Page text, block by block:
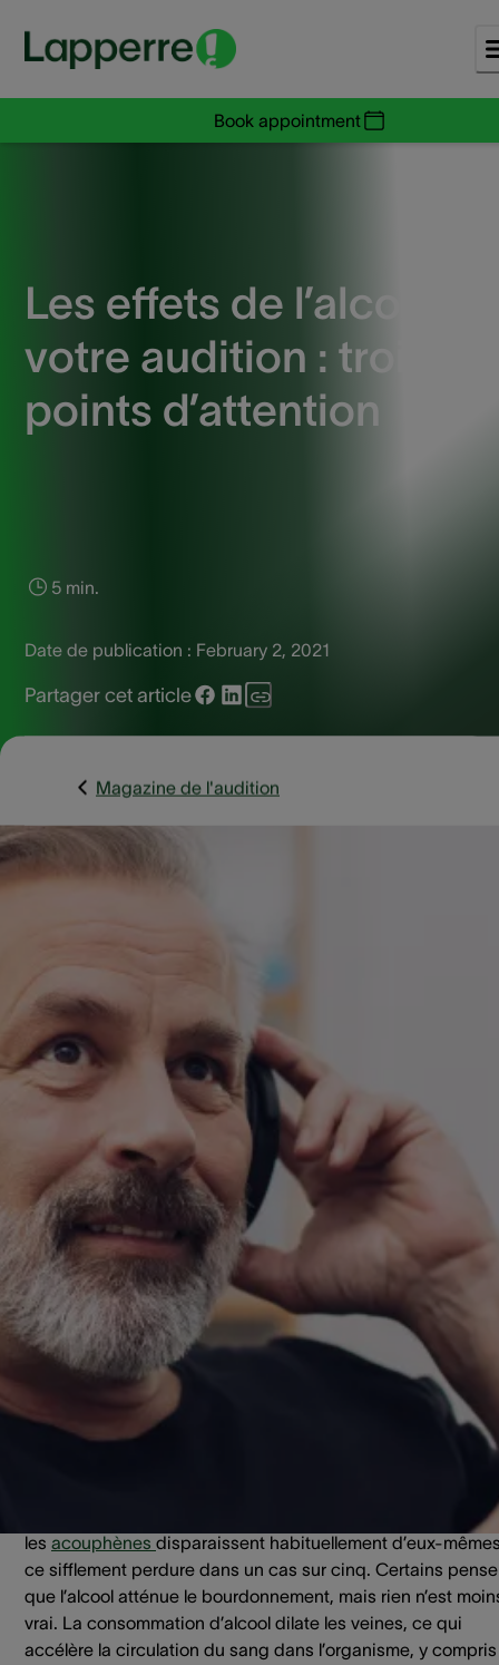
Book appointment
Les effets de l’alcool
votre audition : trois
points d’attention
5 min.
Date de publication : February 2, 2021
Partager cet article
Magazine de l'audition
Dommages aux cils
oreilles. Mais elle affecte notre cerveau, qui est relié au
auditif. Une consommation excessive d’alcool embrouille
partie du cerveau, de sorte que les signaux sonores ne
plus traités correctement.
Un taux d’alcoolémie élevé est, par ailleurs, néfaste pour les
cils vibratiles des oreilles. Ces derniers servent
à capter les sons à basse fréquence tels que les bruits de
fond. La boisson accroît le risque qu’ils s’éclaircissent. Les
dommages peuvent alors être irréversibles.
Augmentation des
acouphènes
les acouphènes disparaissent habituellement d’eux-
ce sifflement perdure dans un cas sur cinq. Certains
que l’alcool atténue le bourdonnement, mais rien n’est
vrai. La consommation d’alcool dilate les veines, ce qui
accélère la circulation du sang dans l’organisme, y